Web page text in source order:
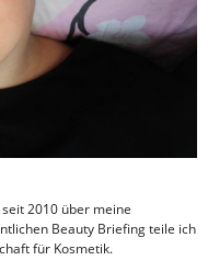
2010 über meine
Beauty Briefing teile ich
für Kosmetik.